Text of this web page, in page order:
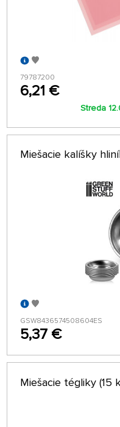
79787200
6,21 €
Streda
Miešacie kalíšky
GSW8436574508604ES
5,37 €
Miešacie tégliky (15